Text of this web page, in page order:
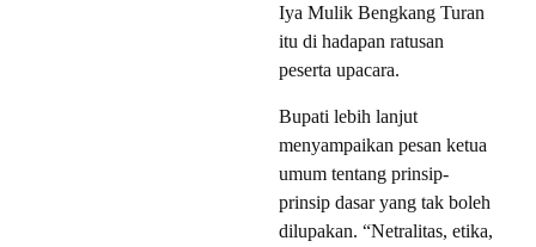
Iya Mulik Bengkang Turan
itu di hadapan ratusan
peserta upacara.
Bupati lebih lanjut
menyampaikan pesan ketua
umum tentang prinsip-
prinsip dasar yang tak boleh
dilupakan. “Netralitas, etika,